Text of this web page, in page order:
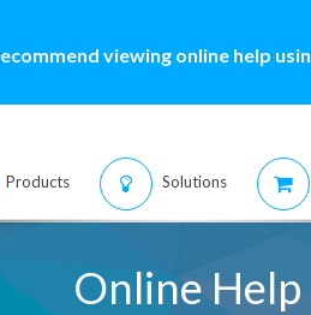
viewing online help
Products Solutions
Online Help